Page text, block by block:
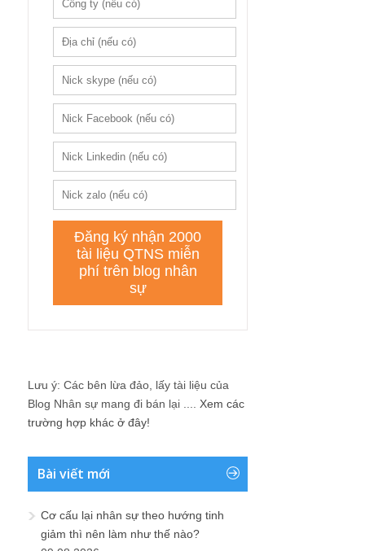
Lưu ý: Các bên lừa đảo, lấy tài liệu của
Blog Nhân sự mang đi bán lại .... Xem các
trường hợp khác ở đây!
Bài viết mới
Cơ cấu lại nhân sự theo hướng tinh
giảm thì nên làm như thế nào?